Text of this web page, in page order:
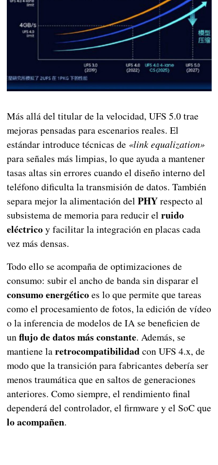
Más allá del titular de la velocidad, UFS 5.0 trae
mejoras pensadas para escenarios reales. El
estándar introduce técnicas de «link equalization»
para señales más limpias, lo que ayuda a mantener
tasas altas sin errores cuando el diseño interno del
teléfono dificulta la transmisión de datos. También
separa mejor la alimentación del PHYrespecto al
subsistema de memoria para reducir el ruido
eléctricoy facilitar la integración en placas cada
vez más densas.
Todo ello se acompaña de optimizaciones de
consumo: subir el ancho de banda sin disparar el
consumo energéticoes lo que permite que tareas
como el procesamiento de fotos, la edición de vídeo
o la inferencia de modelos de IA se beneficien de
unflujo de datos más constante. Además, se
mantiene laretrocompatibilidadcon UFS 4.x, de
modo que la transición para fabricantes debería ser
menos traumática que en saltos de generaciones
anteriores. Como siempre, el rendimiento final
dependerá del controlador, el firmware y el SoC que
lo acompañen.